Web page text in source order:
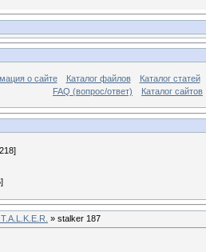
о сайте Каталог файлов
Каталог статей
FAQ (вопрос/ответ)
Каталог сайтов
» stalker 187